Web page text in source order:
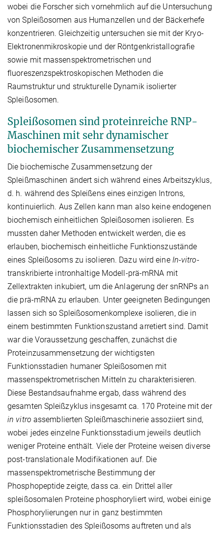
wobei die Forscher sich vornehmlich auf die Untersuchung
von Spleißosomen aus Humanzellen und der Bäckerhefe
konzentrieren. Gleichzeitig untersuchen sie mit der Kryo-
Elektronenmikroskopie und der Röntgenkristallografie
sowie mit massenspektrometrischen und
fluoreszenzspektroskopischen Methoden die
Raumstruktur und strukturelle Dynamik isolierter
Spleißosomen.
Spleißosomen sind proteinreiche RNP-
Maschinen mit sehr dynamischer
biochemischer Zusammensetzung
Die biochemische Zusammensetzung der
Spleißmaschinen ändert sich während eines Arbeitszyklus,
d. h. während des Spleißens eines einzigen Introns,
kontinuierlich. Aus Zellen kann man also keine endogenen
biochemisch einheitlichen Spleißosomen isolieren. Es
mussten daher Methoden entwickelt werden, die es
erlauben, biochemisch einheitliche Funktionszustände
eines Spleißosoms zu isolieren. Dazu wird eine In-vitro-
transkribierte intronhaltige Modell-prä-mRNA mit
Zellextrakten inkubiert, um die Anlagerung der snRNPs an
die prä-mRNA zu erlauben. Unter geeigneten Bedingungen
lassen sich so Spleißosomenkomplexe isolieren, die in
einem bestimmten Funktionszustand arretiert sind. Damit
war die Voraussetzung geschaffen, zunächst die
Proteinzusammensetzung der wichtigsten
Funktionsstadien humaner Spleißosomen mit
massenspektrometrischen Mitteln zu charakterisieren.
Diese Bestandsaufnahme ergab, dass während des
gesamten Spleißzyklus insgesamt ca. 170 Proteine mit der
in vitro assemblierten Spleißmaschinerie assoziiert sind,
wobei jedes einzelne Funktionsstadium jeweils deutlich
weniger Proteine enthält. Viele der Proteine weisen diverse
post-translationale Modifikationen auf. Die
massenspektrometrische Bestimmung der
Phosphopeptide zeigte, dass ca. ein Drittel aller
spleißosomalen Proteine phosphoryliert wird, wobei einige
Phosphorylierungen nur in ganz bestimmten
Funktionsstadien des Spleißosoms auftreten und als